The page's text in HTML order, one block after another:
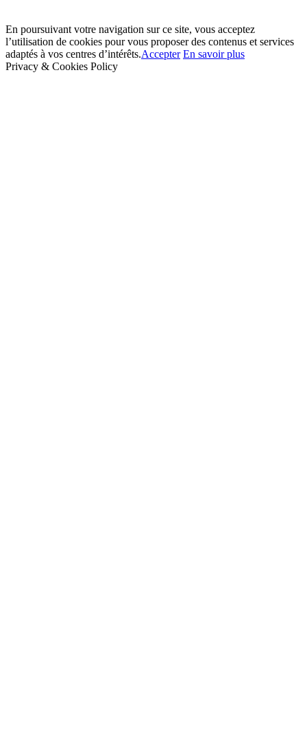
En poursuivant votre navigation sur ce site, vous acceptez
l’utilisation de cookies pour vous proposer des contenus et services
adaptés à vos centres d’intérêts.Accepter En savoir plus
Privacy & Cookies Policy